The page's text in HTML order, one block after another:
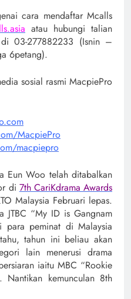
cara mendaftar Mcalls
atau hubungi talian
03-277882233 (Isnin –
6petang).
sosial rasmi MacpiePro
MacpiePro
macpiepro
Eun Woo telah ditabalkan
di 7th CariKdrama Awards
Malaysia Februari lepas.
JTBC “My ID is Gangnam
para peminat di Malaysia
tahun ini beliau akan
lain menerusi drama
iaitu MBC “Rookie
Nantikan kemunculan 8th